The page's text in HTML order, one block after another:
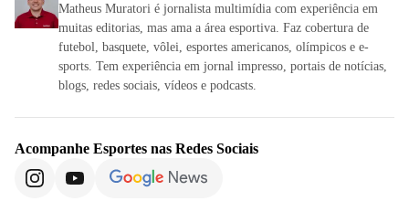
Matheus Muratori é jornalista multimídia com experiência em
muitas editorias, mas ama a área esportiva. Faz cobertura de
futebol, basquete, vôlei, esportes americanos, olímpicos e e-
sports. Tem experiência em jornal impresso, portais de notícias,
blogs, redes sociais, vídeos e podcasts.
Acompanhe Esportes nas Redes Sociais